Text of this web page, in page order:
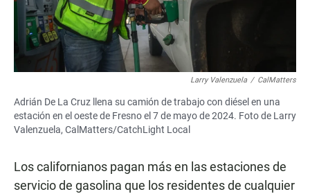
Larry Valenzuela / CalMatters
Adrián De La Cruz llena su camión de trabajo con diésel en una
estación en el oeste de Fresno el 7 de mayo de 2024. Foto de Larry
Valenzuela, CalMatters/CatchLight Local
Los californianos pagan más en las estaciones de
servicio de gasolina que los residentes de cualquier